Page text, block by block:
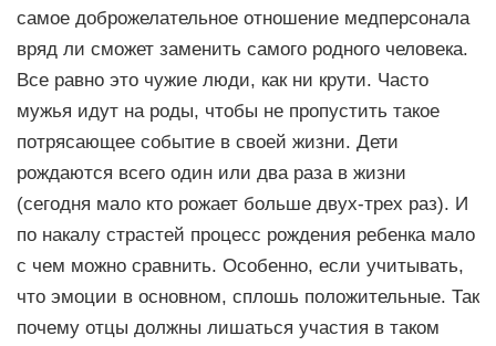
самое доброжелательное отношение медперсонала
вряд ли сможет заменить самого родного человека.
Все равно это чужие люди, как ни крути. Часто
мужья идут на роды, чтобы не пропустить такое
потрясающее событие в своей жизни. Дети
рождаются всего один или два раза в жизни
(сегодня мало кто рожает больше двух-трех раз). И
по накалу страстей процесс рождения ребенка мало
с чем можно сравнить. Особенно, если учитывать,
что эмоции в основном, сплошь положительные. Так
почему отцы должны лишаться участия в таком